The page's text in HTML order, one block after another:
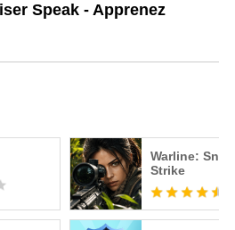
Speak - Apprenez
Warline:
Strike